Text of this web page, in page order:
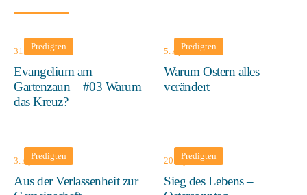
Predigten
31. Mai 2026
Evangelium am
Gartenzaun – #03 Warum
das Kreuz?
Predigten
5. April 2026
Warum Ostern alles
verändert
Predigten
3. April 2026
Aus der Verlassenheit zur
Predigten
20. April 2025
Sieg des Lebens –